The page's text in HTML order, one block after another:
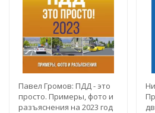
Павел Громов: ПДД - это
просто. Примеры, фото и
разъяснения на 2023 год